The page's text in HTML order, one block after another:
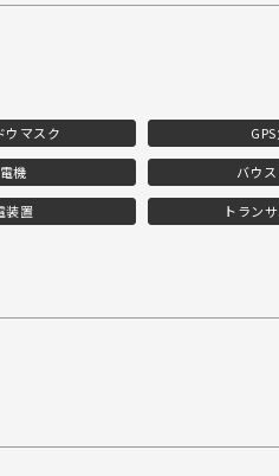
ウマスク
機 バウ
装置 トラン